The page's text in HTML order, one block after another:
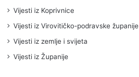
Vijesti iz Koprivnice
Vijesti iz Virovitičko-podravske županije
Vijesti iz zemlje i svijeta
Vijesti iz Županije